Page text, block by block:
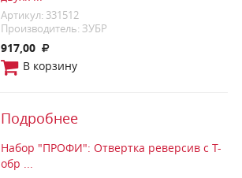
Артикул: 331512
Производитель: ЗУБР
917,00
В корзину
Подробнее
Набор "ПРОФИ": Отвертка реверсив с Т-
обр ...